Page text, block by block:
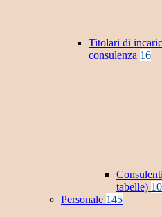
Titolari di
consulenza 16
tabelle) 10
Personale 145